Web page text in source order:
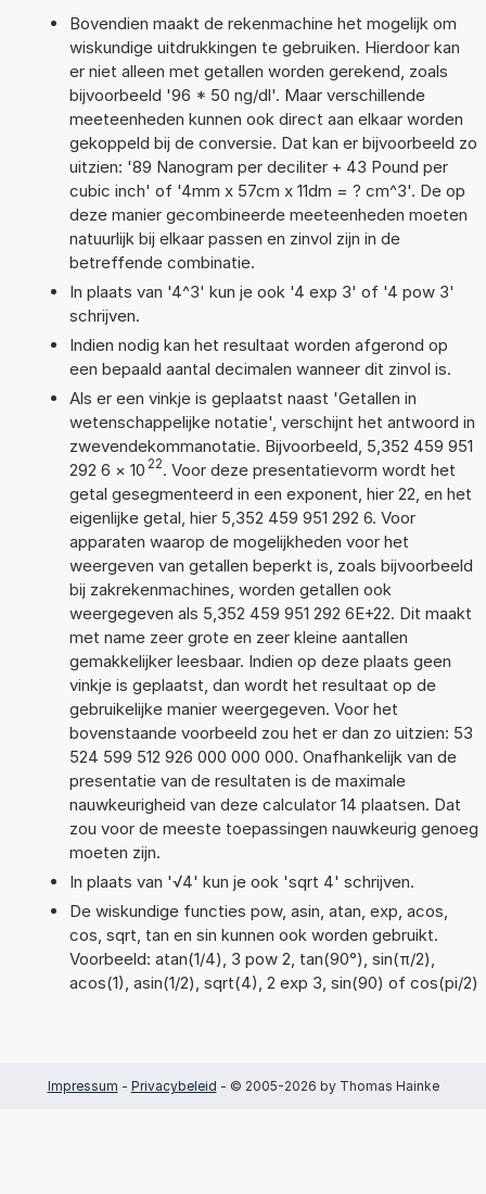
Bovendien maakt de rekenmachine het mogelijk om
wiskundige uitdrukkingen te gebruiken. Hierdoor kan
er niet alleen met getallen worden gerekend, zoals
bijvoorbeeld '96 * 50 ng/dl'. Maar verschillende
meeteenheden kunnen ook direct aan elkaar worden
gekoppeld bij de conversie. Dat kan er bijvoorbeeld zo
uitzien: '89 Nanogram per deciliter + 43 Pound per
cubic inch' of '4mm x 57cm x 11dm = ? cm^3'. De op
deze manier gecombineerde meeteenheden moeten
natuurlijk bij elkaar passen en zinvol zijn in de
betreffende combinatie.
In plaats van '4^3' kun je ook '4 exp 3' of '4 pow 3'
schrijven.
Indien nodig kan het resultaat worden afgerond op
een bepaald aantal decimalen wanneer dit zinvol is.
Als er een vinkje is geplaatst naast 'Getallen in
wetenschappelijke notatie', verschijnt het antwoord in
zwevendekommanotatie. Bijvoorbeeld, 5,352 459 951
292 6 × 10 22. Voor deze presentatievorm wordt het
getal gesegmenteerd in een exponent, hier 22, en het
eigenlijke getal, hier 5,352 459 951 292 6. Voor
apparaten waarop de mogelijkheden voor het
weergeven van getallen beperkt is, zoals bijvoorbeeld
bij zakrekenmachines, worden getallen ook
weergegeven als 5,352 459 951 292 6E+22. Dit maakt
met name zeer grote en zeer kleine aantallen
gemakkelijker leesbaar. Indien op deze plaats geen
vinkje is geplaatst, dan wordt het resultaat op de
gebruikelijke manier weergegeven. Voor het
bovenstaande voorbeeld zou het er dan zo uitzien: 53
524 599 512 926 000 000 000. Onafhankelijk van de
presentatie van de resultaten is de maximale
nauwkeurigheid van deze calculator 14 plaatsen. Dat
zou voor de meeste toepassingen nauwkeurig genoeg
moeten zijn.
In plaats van '√4' kun je ook 'sqrt 4' schrijven.
De wiskundige functies pow, asin, atan, exp, acos,
cos, sqrt, tan en sin kunnen ook worden gebruikt.
Voorbeeld: atan(1/4), 3 pow 2, tan(90°), sin(π/2),
acos(1), asin(1/2), sqrt(4), 2 exp 3, sin(90) of cos(pi/2)
Impressum - Privacybeleid - © 2005-2026 by Thomas Hainke